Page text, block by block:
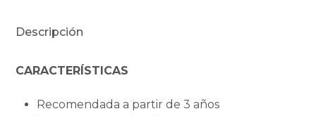
Descripción
CARACTERÍSTICAS
Recomendada a partir de 3 años